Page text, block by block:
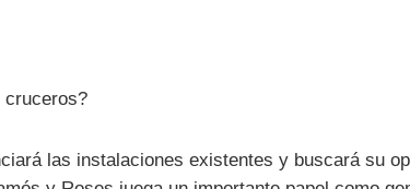
cruceros?
las instalaciones existentes y buscará su